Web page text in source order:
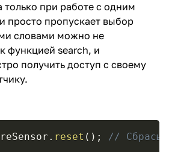
только при работе с одним
просто пропускает выбор
словами можно не
функцией search, и
получить доступ с своему
. reset ( ) ; //